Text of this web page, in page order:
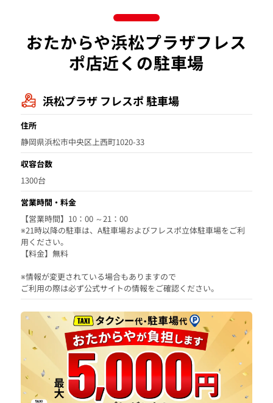
おたからや浜松プラザフレス
ポ店近くの駐車場
浜松プラザ フレスポ 駐車場
住所
静岡県浜松市中央区上西町1020-33
収容台数
1300台
営業時間・料金
【営業時間】10：00 ～21：00
※21時以降の駐車は、A駐車場およびフレスポ立体駐車場をご利
用ください。
【料金】無料
※情報が変更されている場合もありますので
ご利用の際は必ず公式サイトの情報をご確認ください。